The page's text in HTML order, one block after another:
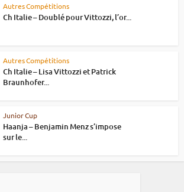
Autres Compétitions
Ch Italie – Doublé pour Vittozzi, l’or...
Autres Compétitions
Ch Italie – Lisa Vittozzi et Patrick
Braunhofer...
Junior Cup
Haanja – Benjamin Menz s’impose
sur le...